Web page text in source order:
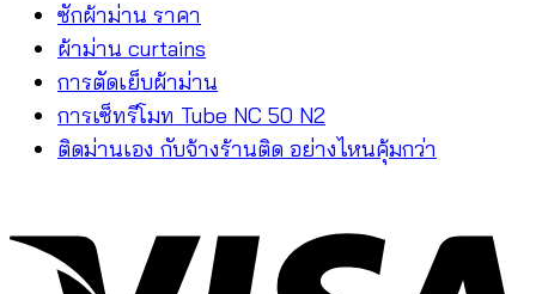
ซักผ้าม่าน ราคา
ผ้าม่าน curtains
การตัดเย็บผ้าม่าน
การเซ็ทรีโมท Tube NC 50 N2
ติดม่านเอง กับจ้างร้านติด อย่างไหนคุ้มกว่า